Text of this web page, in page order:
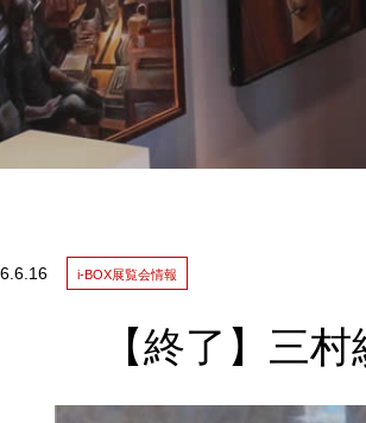
6.16 i-BOX展覧会情報
【終了】三